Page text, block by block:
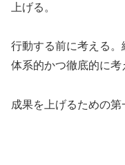
上げる。
行動する前に考える
体系的かつ徹底的に考
成果を上げるための第